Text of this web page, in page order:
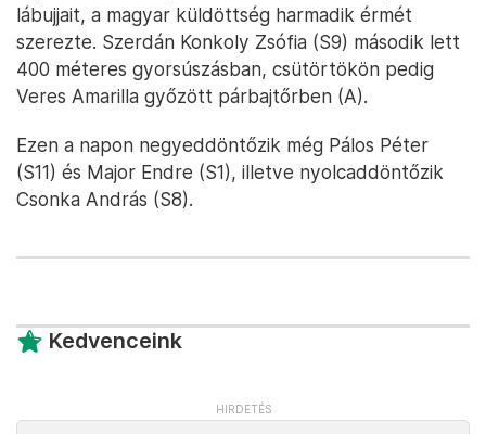
lábujjait, a magyar küldöttség harmadik érmét
szerezte. Szerdán Konkoly Zsófia (S9) második lett
400 méteres gyorsúszásban, csütörtökön pedig
Veres Amarilla győzött párbajtőrben (A).
Ezen a napon negyeddöntőzik még Pálos Péter
(S11) és Major Endre (S1), illetve nyolcaddöntőzik
Csonka András (S8).
Kedvenceink